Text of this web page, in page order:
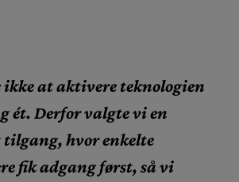
ikke at aktivere teknologien
ét. Derfor valgte vi en
hvor enkelte
fik adgang først, så vi